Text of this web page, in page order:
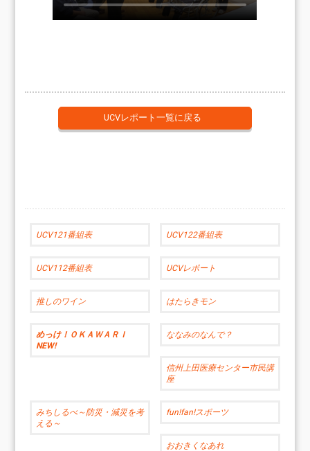
UCVレポート一覧に戻る
UCV121番組表 UCV122番組表
UCV112番組表 UCVレポート
推しのワイン はたらきモン
めっけ！ＯＫＡＷＡＲＩ
NEW!
ななみのなんで？
信州上田医療センター市民講
座
みちしるべ～防災・減災を考
える～
fun!fan!スポーツ
おおきくなあれ